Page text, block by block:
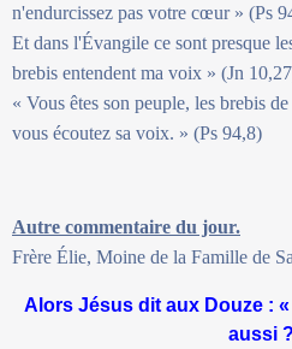
n'endurcissez pas votre cœur » (Ps
Et dans l'Évangile ce sont presque
brebis entendent ma voix » (Jn
« Vous êtes son peuple, les brebis
vous écoutez sa voix. » (Ps 94,8)
Autre commentaire du jour.
Frère Élie, Moine de la Famille de
Alors Jésus dit aux Douze :
aussi